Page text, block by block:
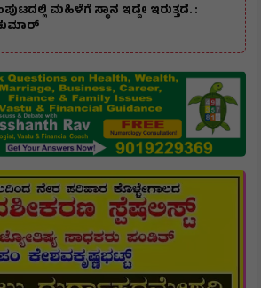
ಮಹಿಳೆಗೆ ಸ್ಥಾನ ಇದ್ದೇ ಇರುತ್ತದೆ. :